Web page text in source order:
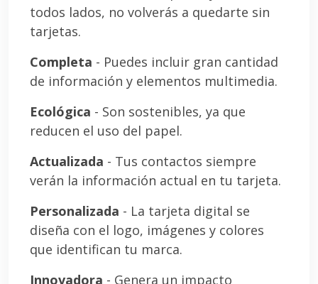
todos lados, no volverás a quedarte sin
tarjetas.
Completa - Puedes incluir gran cantidad
de información y elementos multimedia.
Ecológica - Son sostenibles, ya que
reducen el uso del papel.
Actualizada - Tus contactos siempre
verán la información actual en tu tarjeta.
Personalizada - La tarjeta digital se
diseña con el logo, imágenes y colores
que identifican tu marca.
Innovadora - Genera un impacto